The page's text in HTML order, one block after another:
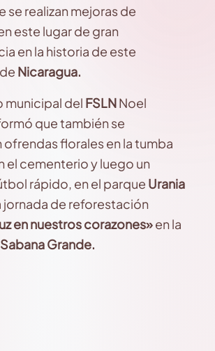
se realizan mejoras de
este lugar de gran
en la historia de este
Nicaragua.
municipal del FSLNNoel
que también se
florales en la tumba
el cementerio y luego un
rápido, en el parque Urania
jornada de reforestación
en nuestros corazones»en la
Sabana Grande.